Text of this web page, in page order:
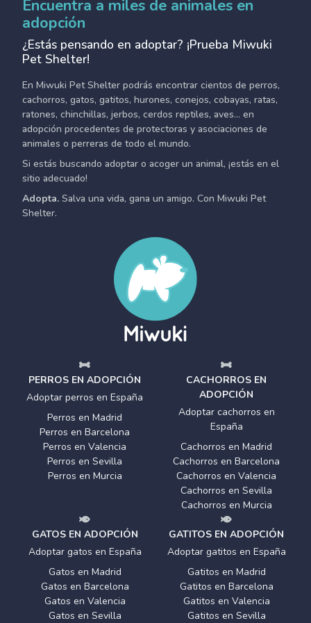
Encuentra a miles de animales en
adopción
¿Estás pensando en adoptar? ¡Prueba Miwuki
Pet Shelter!
En Miwuki Pet Shelter podrás encontrar cientos de perros,
cachorros, gatos, gatitos, hurones, conejos, cobayas, ratas,
ratones, chinchillas, jerbos, cerdos reptiles, aves... en
adopción procedentes de protectoras y asociaciones de
animales o perreras de todo el mundo.
Si estás buscando adoptar o acoger un animal, ¡estás en el
sitio adecuado!
Adopta. Salva una vida, gana un amigo. Con Miwuki Pet
Shelter.
PERROS EN ADOPCIÓN
Adoptar perros en España
Perros en Madrid
Perros en Barcelona
Perros en Valencia
Perros en Sevilla
Perros en Murcia
CACHORROS EN
ADOPCIÓN
Adoptar cachorros en
España
Cachorros en Madrid
Cachorros en Barcelona
Cachorros en Valencia
Cachorros en Sevilla
Cachorros en Murcia
GATOS EN ADOPCIÓN
Adoptar gatos en España
Gatos en Madrid
Gatos en Barcelona
Gatos en Valencia
Gatos en Sevilla
GATITOS EN ADOPCIÓN
Adoptar gatitos en España
Gatitos en Madrid
Gatitos en Barcelona
Gatitos en Valencia
Gatitos en Sevilla